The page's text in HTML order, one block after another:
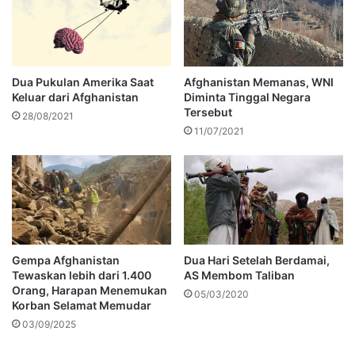
Dua Pukulan Amerika Saat
Keluar dari Afghanistan
28/08/2021
Afghanistan Memanas, WNI
Diminta Tinggal Negara
Tersebut
11/07/2021
Gempa Afghanistan
Tewaskan lebih dari 1.400
Orang, Harapan Menemukan
Korban Selamat Memudar
03/09/2025
Dua Hari Setelah Berdamai,
AS Membom Taliban
05/03/2020